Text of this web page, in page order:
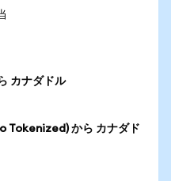
カナダドル
から カナダド